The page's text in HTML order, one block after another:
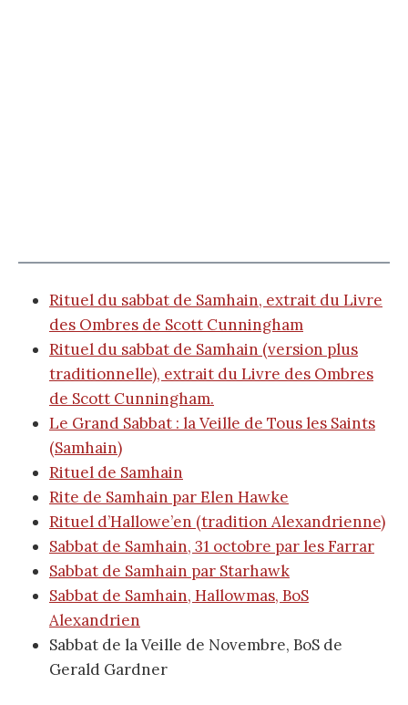
Rituel du sabbat de Samhain, extrait du Livre
des Ombres de Scott Cunningham
Rituel du sabbat de Samhain (version plus
traditionnelle), extrait du Livre des Ombres
de Scott Cunningham.
Le Grand Sabbat : la Veille de Tous les Saints
(Samhain)
Rituel de Samhain
Rite de Samhain par Elen Hawke
Rituel d’Hallowe’en (tradition Alexandrienne)
Sabbat de Samhain, 31 octobre par les Farrar
Sabbat de Samhain par Starhawk
Sabbat de Samhain, Hallowmas, BoS
Alexandrien
Sabbat de la Veille de Novembre, BoS de
Gerald Gardner